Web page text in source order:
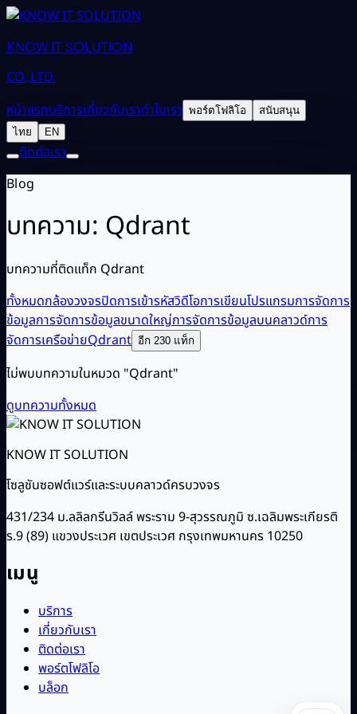
KNOW IT SOLUTION
CO.,LTD.
หน้าแรกบริการเกี่ยวกับเราทำไมเรา พอร์ตโฟลิโอ
สนับสนุน
ไทย
EN
ติดต่อเรา
Blog
บทความ: Qdrant
บทความที่ติดแท็ก Qdrant
ทั้งหมดกล้องวงจรปิดการเข้ารหัสวิดีโอการเขียนโปรแกรมการจัดการ
ข้อมูลการจัดการข้อมูลขนาดใหญ่การจัดการข้อมูลบนคลาวด์การ
จัดการเครือข่ายQdrant อีก 230 แท็ก
ไม่พบบทความในหมวด "Qdrant"
ดูบทความทั้งหมด
KNOW IT SOLUTION
โซลูชันซอฟต์แวร์และระบบคลาวด์ครบวงจร
431/234 ม.ลลิลกรีนวิลล์ พระราม 9-สุวรรณภูมิ ซ.เฉลิมพระเกียรติ
ร.9 (89) แขวงประเวศ เขตประเวศ กรุงเทพมหานคร 10250
เมนู
บริการ
เกี่ยวกับเรา
ติดต่อเรา
พอร์ตโฟลิโอ
บล็อก